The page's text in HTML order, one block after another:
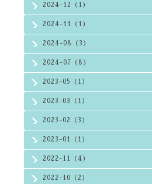
2024-12（1）
2024-11（1）
2024-08（3）
2024-07（8）
2023-05（1）
2023-03（1）
2023-02（3）
2023-01（1）
2022-11（4）
2022-10（2）